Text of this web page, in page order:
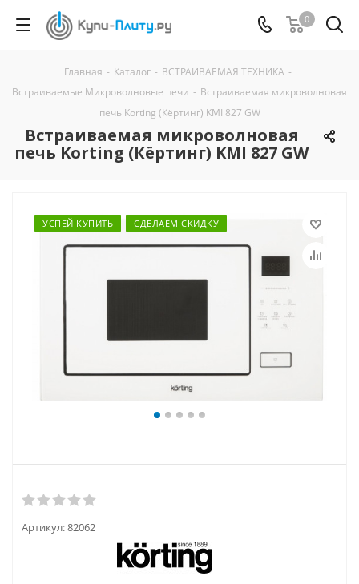
0
Главная - Каталог - ВСТРАИВАЕМАЯ ТЕХНИКА -
Встраиваемые Микроволновые печи - Встраиваемая микроволновая
печь Korting (Кёртинг) KMI 827 GW
Встраиваемая микроволновая
печь Korting (Кёртинг) KMI 827 GW
УСПЕЙ КУПИТЬ СДЕЛАЕМ СКИДКУ
Артикул:82062